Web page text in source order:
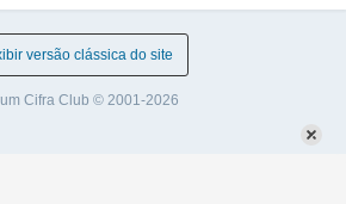
versão clássica do site
Cifra Club © 2001-2026